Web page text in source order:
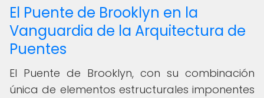
El Puente de Brooklyn en la
Vanguardia de la Arquitectura de
Puentes
El Puente de Brooklyn, con su combinación
única de elementos estructurales imponentes